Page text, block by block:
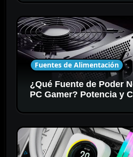
Fuentes de Alimentación
¿Qué Fuente de Poder
PC Gamer? Potencia y